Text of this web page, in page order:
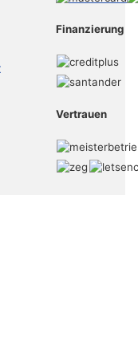
Finanzierung
Vertrauen